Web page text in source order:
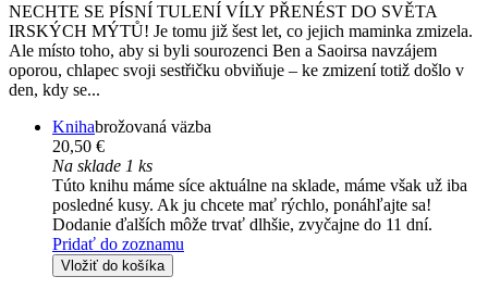
NECHTE SE PÍSNÍ TULENÍ VÍLY PŘENÉST DO SVĚTA
IRSKÝCH MÝTŮ! Je tomu již šest let, co jejich maminka zmizela.
Ale místo toho, aby si byli sourozenci Ben a Saoirsa navzájem
oporou, chlapec svoji sestřičku obviňuje – ke zmizení totiž došlo v
den, kdy se...
Knihabrožovaná väzba
20,50 €
Na sklade 1 ks
Túto knihu máme síce aktuálne na sklade, máme však už iba
posledné kusy. Ak ju chcete mať rýchlo, ponáhľajte sa!
Dodanie ďalších môže trvať dlhšie, zvyčajne do 11 dní.
Pridať do zoznamu
Vložiť do košíka